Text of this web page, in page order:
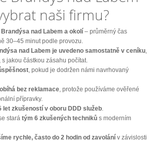
naši firmu?
nad Labem a okolí – průměrný čas
30–45 minut podle provozu.
nad Labem je uvedeno samostatně v ceníku,
s jakou částkou zásahu počítat.
, pokud je dodržen námi navrhovaný
bez reklamace, protože používáme ověřené
přípravky.
let zkušeností v oboru DDD služeb.
stará tým 6 zkušených techniků s moderním
rychle, často do 2 hodin od zavolání v závislosti